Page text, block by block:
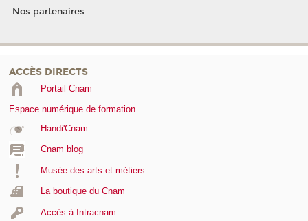
Nos partenaires
ACCÈS DIRECTS
Portail Cnam
Espace numérique de formation
Handi'Cnam
Cnam blog
Musée des arts et métiers
La boutique du Cnam
Accès à Intracnam